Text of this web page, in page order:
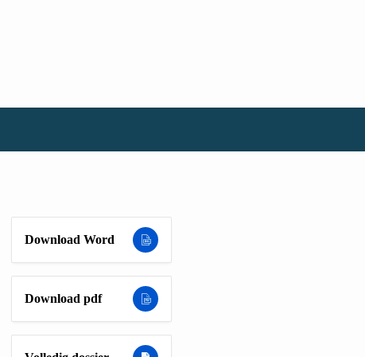
Download Word
Download pdf